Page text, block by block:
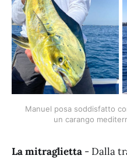
Manuel posa soddisfatto
un carango
La mitraglietta - Dalla